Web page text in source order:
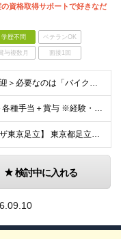
資格取得サポートで好きなだ
学歴不問 ベテランOK
与複数月 面接1回
＜未経験・第二新卒歓迎＞必要なのは「バイクが好き」という想いだけ！充実の研修体制 ■業種未経験 ■職種未経験 ■第二新卒・社会人デビュー ■社会人ブランクあり など… 入社前に求めることは、 「
月給23万円～38万円＋各種手当＋賞与 ※経験・能力を考慮のうえ月給を決定いたします。 ※月給に固定残業代は含まれません。
【本社・カワサキプラザ東京足立】 東京都足立区西新井栄町3-16-19
検討中に入れる